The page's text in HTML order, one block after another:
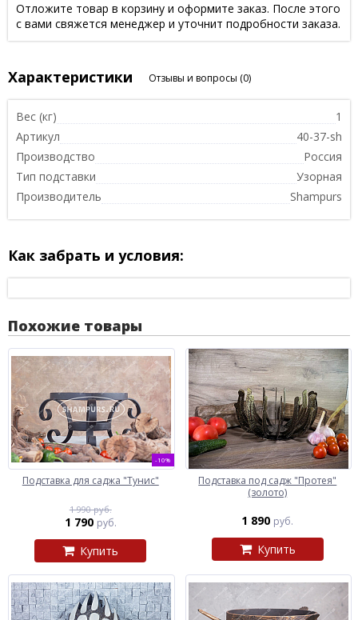
Отложите товар в корзину и оформите заказ. После этого
с вами свяжется менеджер и уточнит подробности заказа.
Характеристики Отзывы и вопросы (0)
Вес (кг)
1
Артикул
40-37-sh
Производство
Россия
Тип подставки
Узорная
Производитель
Shampurs
Как забрать и условия:
Похожие товары
-10%
Подставка для саджа "Тунис"
1 990 руб.
1 790 руб.
Купить
Подставка под садж "Протея"
(золото)
1 890 руб.
Купить